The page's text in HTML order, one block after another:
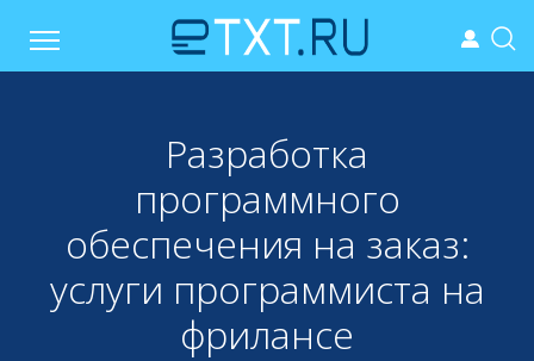
Разработка
программного
обеспечения на заказ:
услуги программиста на
фрилансе